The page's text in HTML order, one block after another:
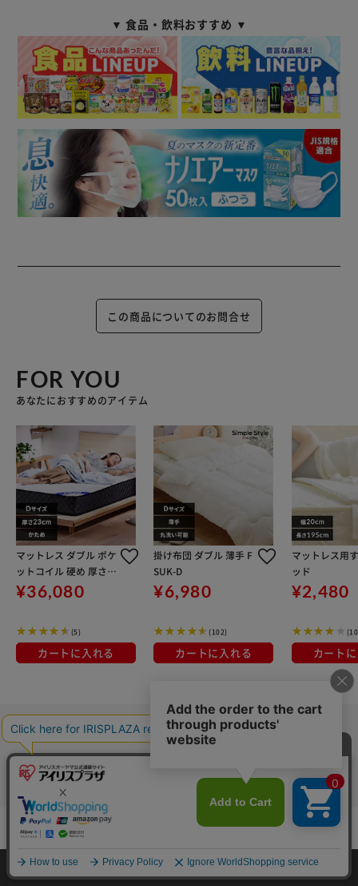
▼ 食品・飲料おすすめ ▼
この商品についてのお問合せ
FOR YOU
あなたにおすすめのアイテム
マットレス ダブル ポケ
ットコイル 硬め 厚さ2
3cm PMTS23H-D Shee
¥36,080
(5)
カートに入れる
掛け布団 ダブル 薄手 F
SUK-D
¥6,980
(102)
カートに入れる
マットレス用
ッド
¥2,480
カート
HOME 探す ログイン お気に入り お知らせ